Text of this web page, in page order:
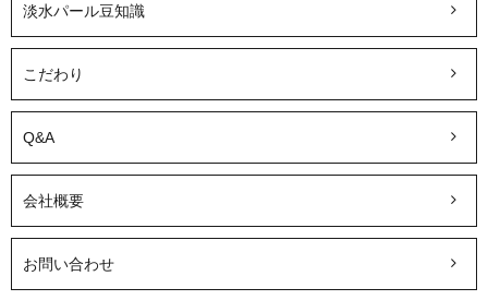
淡水パール豆知識
こだわり
Q&A
会社概要
お問い合わせ